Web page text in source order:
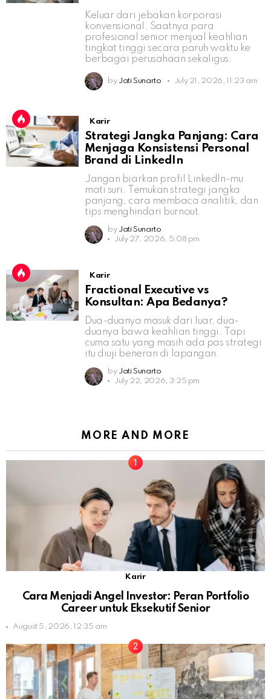
Keluar dari jebakan korporasi
konvensional. Saatnya para
profesional senior menjual keahlian
tingkat tinggi secara paruh waktu ke
berbagai perusahaan sekaligus.
by Jati Sunarto July 21, 2026, 11:23 am
Karir
Strategi Jangka Panjang: Cara
Menjaga Konsistensi Personal
Brand di LinkedIn
Jangan biarkan profil LinkedIn-mu
mati suri. Temukan strategi jangka
panjang, cara membaca analitik, dan
tips menghindari burnout.
by Jati Sunarto
July 27, 2026, 5:08 pm
Karir
Fractional Executive vs
Konsultan: Apa Bedanya?
Dua-duanya masuk dari luar, dua-
duanya bawa keahlian tinggi. Tapi
cuma satu yang masih ada pas strategi
itu diuji beneran di lapangan.
by Jati Sunarto
July 22, 2026, 3:25 pm
MORE AND MORE
Karir
Cara Menjadi Angel Investor: Peran Portfolio
Career untuk Eksekutif Senior
August 5, 2026, 12:35 am